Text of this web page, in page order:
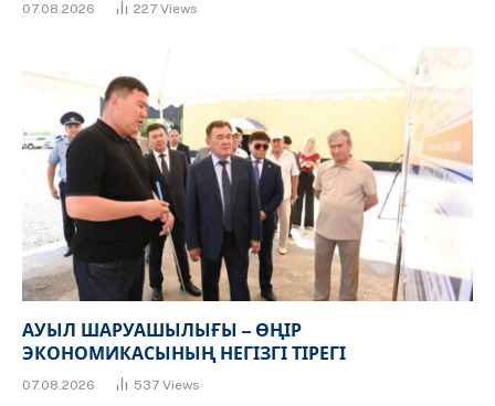
07.08.2026 227 Views
АУЫЛ ШАРУАШЫЛЫҒЫ – ӨҢІР
ЭКОНОМИКАСЫНЫҢ НЕГІЗГІ ТІРЕГІ
07.08.2026 537 Views